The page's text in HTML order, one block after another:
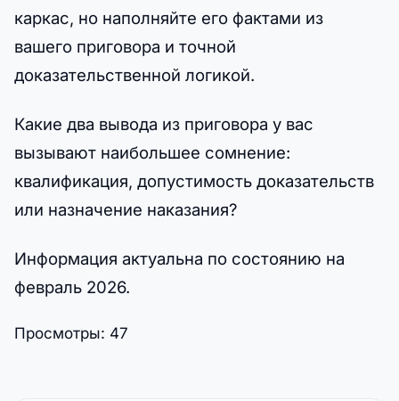
каркас, но наполняйте его фактами из
вашего приговора и точной
доказательственной логикой.
Какие два вывода из приговора у вас
вызывают наибольшее сомнение:
квалификация, допустимость доказательств
или назначение наказания?
Информация актуальна по состоянию на
февраль 2026.
Просмотры: 47